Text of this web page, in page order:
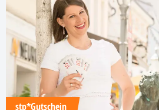
stp*Gutschein